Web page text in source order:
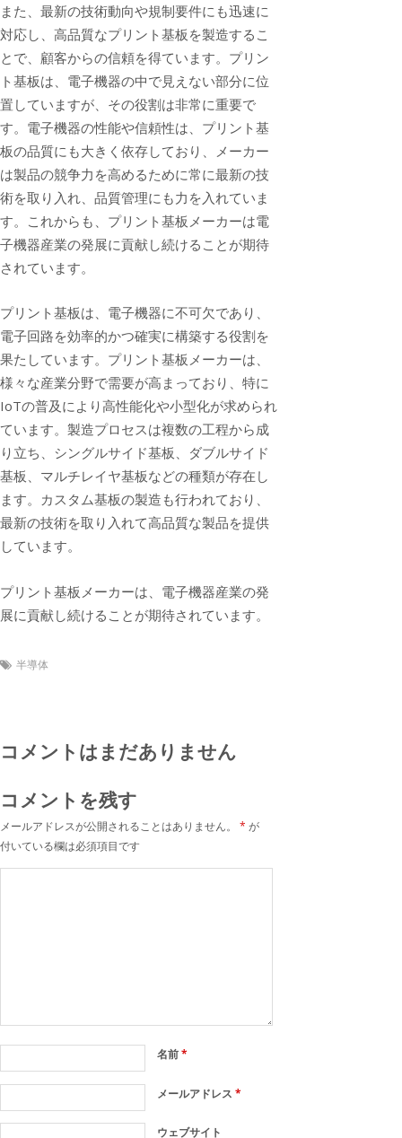
また、最新の技術動向や規制要件にも迅速に
対応し、高品質なプリント基板を製造するこ
とで、顧客からの信頼を得ています。プリン
ト基板は、電子機器の中で見えない部分に位
置していますが、その役割は非常に重要で
す。電子機器の性能や信頼性は、プリント基
板の品質にも大きく依存しており、メーカー
は製品の競争力を高めるために常に最新の技
術を取り入れ、品質管理にも力を入れていま
す。これからも、プリント基板メーカーは電
子機器産業の発展に貢献し続けることが期待
されています。
プリント基板は、電子機器に不可欠であり、
電子回路を効率的かつ確実に構築する役割を
果たしています。プリント基板メーカーは、
様々な産業分野で需要が高まっており、特に
IoTの普及により高性能化や小型化が求められ
ています。製造プロセスは複数の工程から成
り立ち、シングルサイド基板、ダブルサイド
基板、マルチレイヤ基板などの種類が存在し
ます。カスタム基板の製造も行われており、
最新の技術を取り入れて高品質な製品を提供
しています。
プリント基板メーカーは、電子機器産業の発
展に貢献し続けることが期待されています。
半導体
コメントはまだありません
コメントを残す
メールアドレスが公開されることはありません。 * が
付いている欄は必須項目です
名前*
メールアドレス*
ウェブサイト